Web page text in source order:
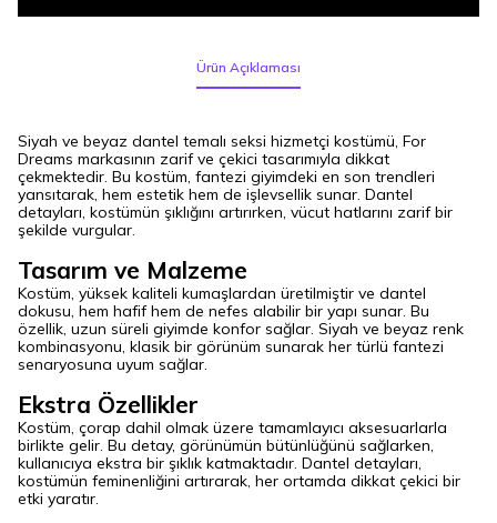
Ürün Açıklaması
Siyah ve beyaz dantel temalı seksi hizmetçi kostümü, For
Dreams markasının zarif ve çekici tasarımıyla dikkat
çekmektedir. Bu kostüm, fantezi giyimdeki en son trendleri
yansıtarak, hem estetik hem de işlevsellik sunar. Dantel
detayları, kostümün şıklığını artırırken, vücut hatlarını zarif bir
şekilde vurgular.
Tasarım ve Malzeme
Kostüm, yüksek kaliteli kumaşlardan üretilmiştir ve dantel
dokusu, hem hafif hem de nefes alabilir bir yapı sunar. Bu
özellik, uzun süreli giyimde konfor sağlar. Siyah ve beyaz renk
kombinasyonu, klasik bir görünüm sunarak her türlü fantezi
senaryosuna uyum sağlar.
Ekstra Özellikler
Kostüm, çorap dahil olmak üzere tamamlayıcı aksesuarlarla
birlikte gelir. Bu detay, görünümün bütünlüğünü sağlarken,
kullanıcıya ekstra bir şıklık katmaktadır. Dantel detayları,
kostümün feminenliğini artırarak, her ortamda dikkat çekici bir
etki yaratır.